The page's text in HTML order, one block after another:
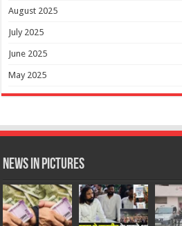
August 2025
July 2025
June 2025
May 2025
News in Pictures